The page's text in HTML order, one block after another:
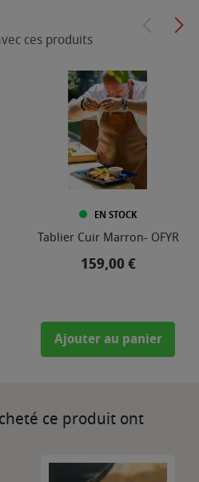
ces produits
EN STOCK
Tablier Cuir Marron- OFYR
Prix
159,00 €
Ajouter au panier
ce produit ont